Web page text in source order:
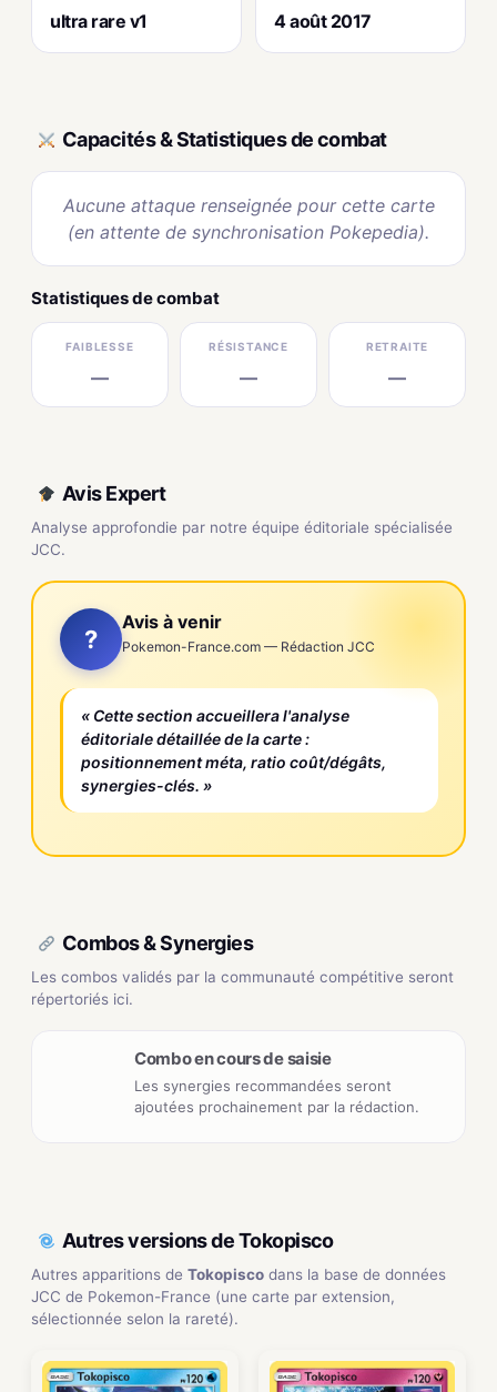
ultra rare v1 4 août 2017
Capacités & Statistiques de combat
Aucune attaque renseignée pour cette carte
(en attente de synchronisation Pokepedia).
Statistiques de combat
FAIBLESSE
—
RÉSISTANCE
—
RETRAITE
—
Avis Expert
Analyse approfondie par notre équipe éditoriale spécialisée
JCC.
?
Avis à venir
Pokemon-France.com — Rédaction JCC
« Cette section accueillera l'analyse
éditoriale détaillée de la carte :
positionnement méta, ratio coût/dégâts,
synergies-clés. »
Combos & Synergies
Les combos validés par la communauté compétitive seront
répertoriés ici.
Combo en cours de saisie
Les synergies recommandées seront
ajoutées prochainement par la rédaction.
Autres versions de Tokopisco
Autres apparitions de Tokopisco dans la base de données
JCC de Pokemon-France (une carte par extension,
sélectionnée selon la rareté).